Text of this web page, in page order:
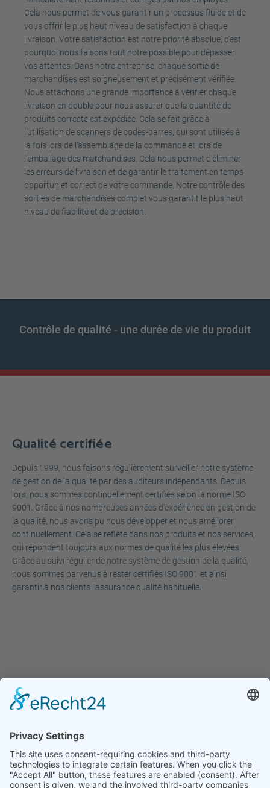
Cela nous permet de vous garantir un processus fluide et de
vous offrir le plus haut niveau de satisfaction à chaque
livraison. Votre satisfaction est notre priorité absolue, c'est
pourquoi nous faisons tout notre possible pour dépasser
vos attentes. Dans notre entreprise, chaque sortie de
marchandises est soigneusement et précisément vérifiée.
Nous attachons une grande importance à vérifier chaque
livraison en double pour nous assurer que la quantité de
produits correcte est expédiée. Cela se fait grâce à
l'utilisation de scanners de codes-barres, qui sont utilisés à
la fois lors de l'assemblage de la commande et lors de
l'emballage des marchandises. Cela nous permet d'éliminer
les erreurs de livraison et de garantir le traitement en temps
opportun et correct de votre commande. Notre contrôle des
sorties de marchandises complet vous garantit le plus haut
niveau de fiabilité et de précision.
Contrôle de qualité - une durée de vie du produit
Qualité certifiée
Depuis 1999, nous faisons régulièrement surveiller notre système
de gestion de la qualité par des auditeurs indépendants. Depuis
lors, nous sommes continuellement certifiés selon la norme ISO
9001. Grâce à nos nombreuses années d'expérience en gestion de
la qualité, nous avons pu nous développer et nous améliorer
continuellement. Cela se reflète dans nos produits et nos services,
qui répondent toujours aux normes de qualité les plus élevées.
Grâce au suivi régulier de notre système de gestion de la qualité,
nous sommes parvenus à rester certifiés ISO 9001 et ainsi
garantir à nos clients l'assurance qualité habituelle.